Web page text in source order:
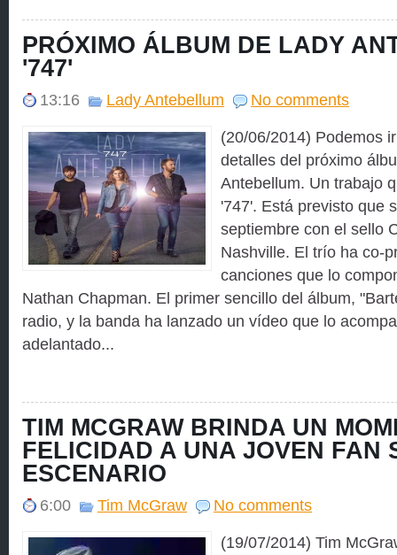
PRÓXIMO ÁLBUM DE LADY
'747'
13:16 Lady Antebellum
No comments
(20/06/2014) Podemos
detalles del próximo
Antebellum. Un trabajo
'747'. Está previsto que
septiembre con el sello
Nashville. El trío ha co-
canciones que lo
Nathan Chapman. El primer sencillo del álbum,
radio, y la banda ha lanzado un vídeo que lo
adelantado...
TIM MCGRAW BRINDA UN
FELICIDAD A UNA JOVEN FAN
ESCENARIO
6:00 Tim McGraw
No comments
(19/07/2014) Tim